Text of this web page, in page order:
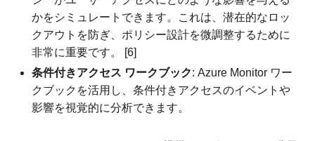
かをシミュレートできます。これは、潜在的なロッ
クアウトを防ぎ、ポリシー設計を微調整するために
非常に重要です。 [6]
条件付きアクセス ワークブック: Azure Monitor ワー
クブックを活用し、条件付きアクセスのイベントや
影響を視覚的に分析できます。